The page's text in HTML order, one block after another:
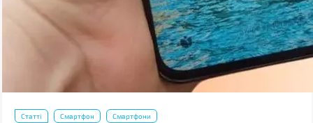
Статті Смартфон Смартфони